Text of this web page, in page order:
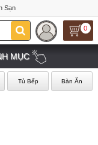
Sạn
0
MỤC
Tủ Bếp Bàn Ăn